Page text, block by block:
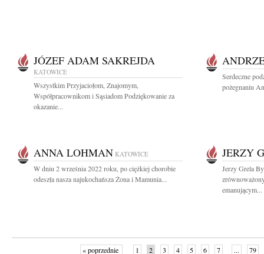
JÓZEF ADAM SAKREJDA
KATOWICE
Wszystkim Przyjaciołom, Znajomym,
Współpracownikom i Sąsiadom Podziękowanie za
okazanie...
Serdeczne
pożegnaniu
ANNA LOHMAN KATOWICE
W dniu 2 września 2022 roku, po ciężkiej chorobie
odeszła nasza najukochańsza Żona i Mamunia...
JERZY
Jerzy Grela
emanującym...
« poprzednie 1 2 3 4 5 6 7 ... 79